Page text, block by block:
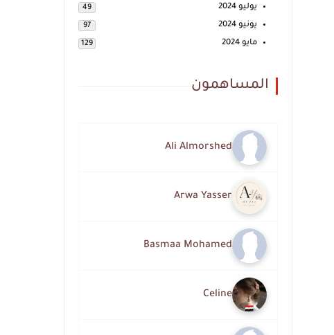
يوليو 2024 49
يونيو 2024 97
مايو 2024 129
المساهمون
Ali Almorshed
Arwa Yasser
Basmaa Mohamed
Celine